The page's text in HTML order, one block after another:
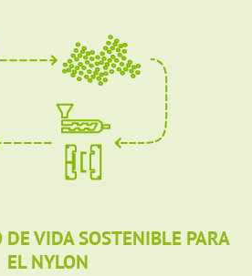
VIDA SOSTENIBLE PARA
EL NYLON